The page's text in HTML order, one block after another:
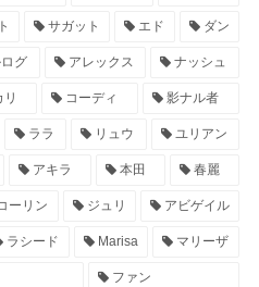
サガット エド ダン
グ アレックス ナッシュ
コーディ 影ナル者
ララ リュウ ユリアン
アキラ 本田 春麗
ーリン ジュリ アビゲイル
ラシード Marisa マリーザ
ファン